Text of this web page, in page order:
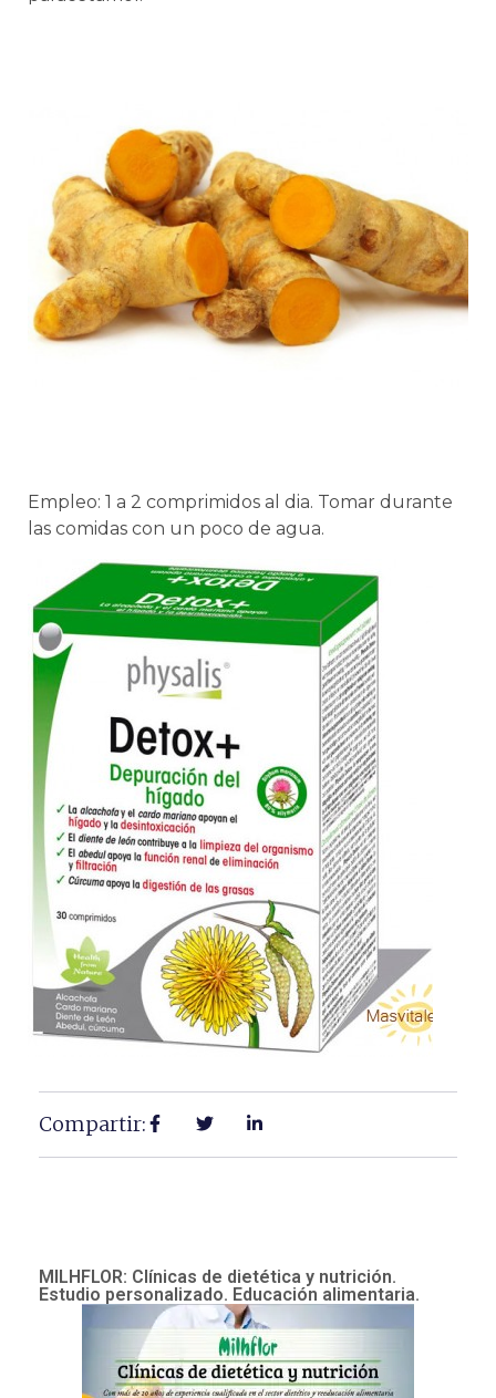
Empleo: 1 a 2 comprimidos al dia. Tomar durante
las comidas con un poco de agua.
Compartir:
MILHFLOR: Clínicas de dietética y nutrición.
Estudio personalizado. Educación alimentaria.